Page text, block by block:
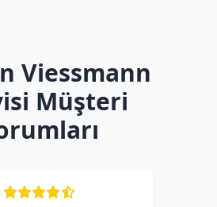
Viessmann
Müşteri